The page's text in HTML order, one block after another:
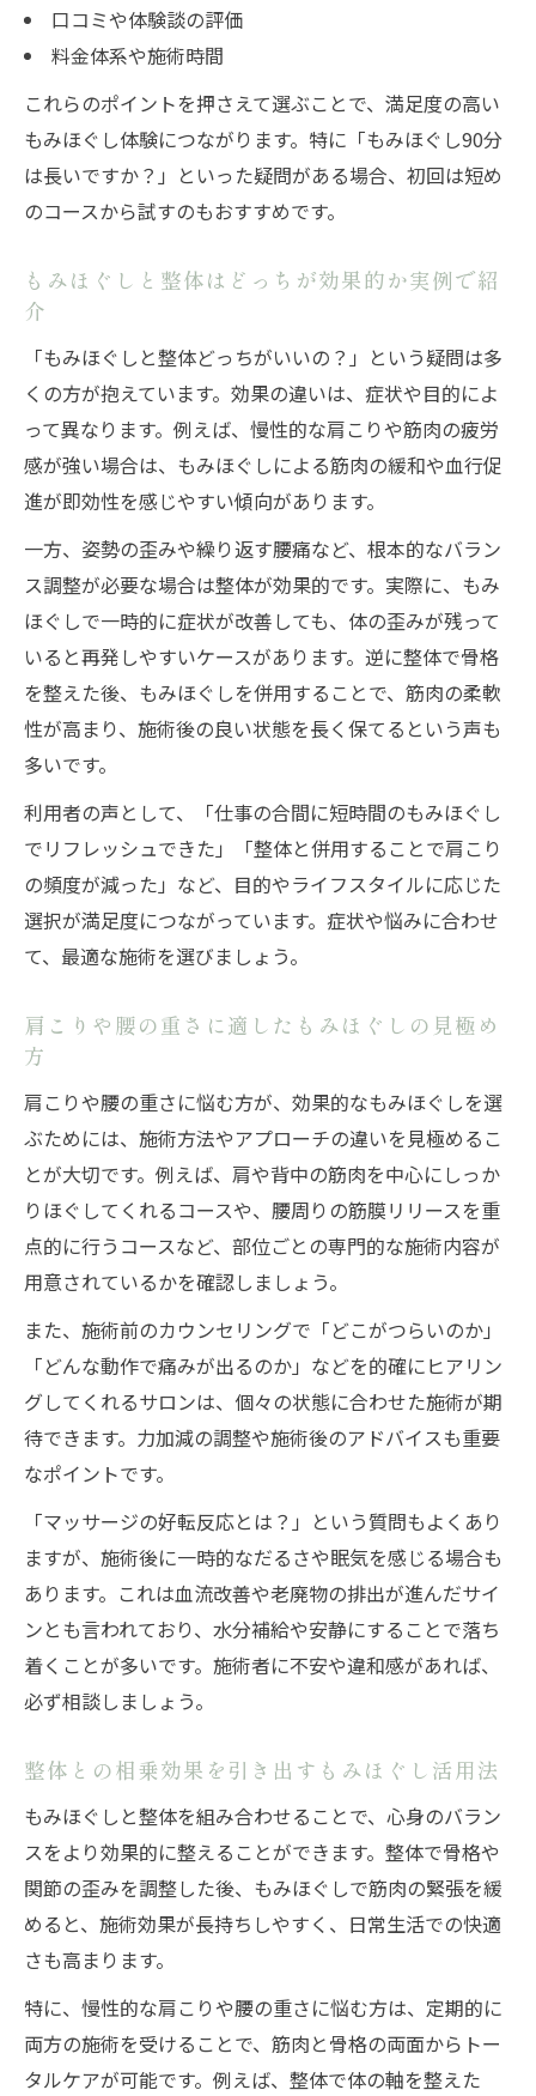
口コミや体験談の評価
料金体系や施術時間
これらのポイントを押さえて選ぶことで、満足度の高い
もみほぐし体験につながります。特に「もみほぐし90分
は長いですか？」といった疑問がある場合、初回は短め
のコースから試すのもおすすめです。
もみほぐしと整体はどっちが効果的か実例で紹
介
「もみほぐしと整体どっちがいいの？」という疑問は多
くの方が抱えています。効果の違いは、症状や目的によ
って異なります。例えば、慢性的な肩こりや筋肉の疲労
感が強い場合は、もみほぐしによる筋肉の緩和や血行促
進が即効性を感じやすい傾向があります。
一方、姿勢の歪みや繰り返す腰痛など、根本的なバラン
ス調整が必要な場合は整体が効果的です。実際に、もみ
ほぐしで一時的に症状が改善しても、体の歪みが残って
いると再発しやすいケースがあります。逆に整体で骨格
を整えた後、もみほぐしを併用することで、筋肉の柔軟
性が高まり、施術後の良い状態を長く保てるという声も
多いです。
利用者の声として、「仕事の合間に短時間のもみほぐし
でリフレッシュできた」「整体と併用することで肩こり
の頻度が減った」など、目的やライフスタイルに応じた
選択が満足度につながっています。症状や悩みに合わせ
て、最適な施術を選びましょう。
肩こりや腰の重さに適したもみほぐしの見極め
方
肩こりや腰の重さに悩む方が、効果的なもみほぐしを選
ぶためには、施術方法やアプローチの違いを見極めるこ
とが大切です。例えば、肩や背中の筋肉を中心にしっか
りほぐしてくれるコースや、腰周りの筋膜リリースを重
点的に行うコースなど、部位ごとの専門的な施術内容が
用意されているかを確認しましょう。
また、施術前のカウンセリングで「どこがつらいのか」
「どんな動作で痛みが出るのか」などを的確にヒアリン
グしてくれるサロンは、個々の状態に合わせた施術が期
待できます。力加減の調整や施術後のアドバイスも重要
なポイントです。
「マッサージの好転反応とは？」という質問もよくあり
ますが、施術後に一時的なだるさや眠気を感じる場合も
あります。これは血流改善や老廃物の排出が進んだサイ
ンとも言われており、水分補給や安静にすることで落ち
着くことが多いです。施術者に不安や違和感があれば、
必ず相談しましょう。
整体との相乗効果を引き出すもみほぐし活用法
もみほぐしと整体を組み合わせることで、心身のバラン
スをより効果的に整えることができます。整体で骨格や
関節の歪みを調整した後、もみほぐしで筋肉の緊張を緩
めると、施術効果が長持ちしやすく、日常生活での快適
さも高まります。
特に、慢性的な肩こりや腰の重さに悩む方は、定期的に
両方の施術を受けることで、筋肉と骨格の両面からトー
タルケアが可能です。例えば、整体で体の軸を整えた